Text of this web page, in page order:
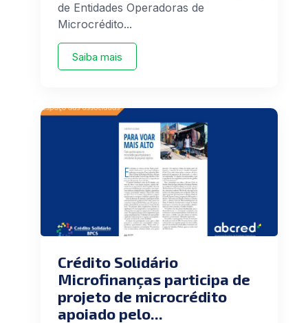
de Entidades Operadoras de
Microcrédito...
Saiba mais
Crédito Solidário
Microfinanças participa de
projeto de microcrédito
apoiado pelo...